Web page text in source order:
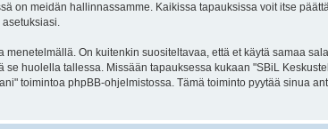
on meidän hallinnassamme. Kaikissa tapauksissa voit itse
On kuitenkin suositeltavaa, että et käytä samaa
huolella tallessa. Missään tapauksessa kukaan "SBiL
toimintoa phpBB-ohjelmistossa. Tämä toiminto pyytää sinua